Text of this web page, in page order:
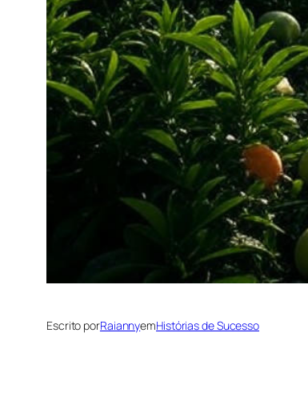
Escrito porRaiannyemHistórias de Sucesso